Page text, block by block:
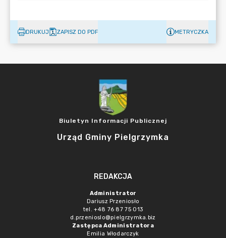
DRUKUJ ZAPISZ DO PDF METRYCZKA
Biuletyn Informacji Publicznej
Urząd Gminy Pielgrzymka
REDAKCJA
Administrator
Dariusz Przeniosło
tel. +48 76 87 75 013
d.przenioslo@pielgrzymka.biz
Zastępca Administratora
Emilia Włodarczyk